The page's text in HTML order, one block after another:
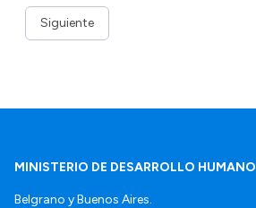
Siguiente
MINISTERIO DE DESARROLLO HUMANO
Belgrano y Buenos Aires.